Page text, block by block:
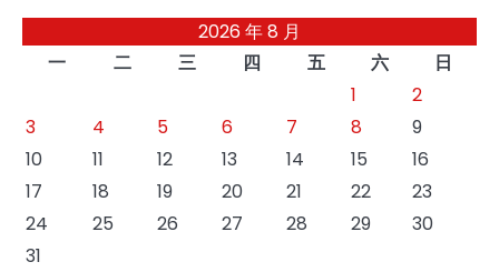
2026 年 8 月
一
二 三 四 五 六
日
1
2
3
4 5 6 7 8
9
10
11 12 13 14 15
16
17
18 19 20 21 22
23
24
25 26 27 28 29
30
31